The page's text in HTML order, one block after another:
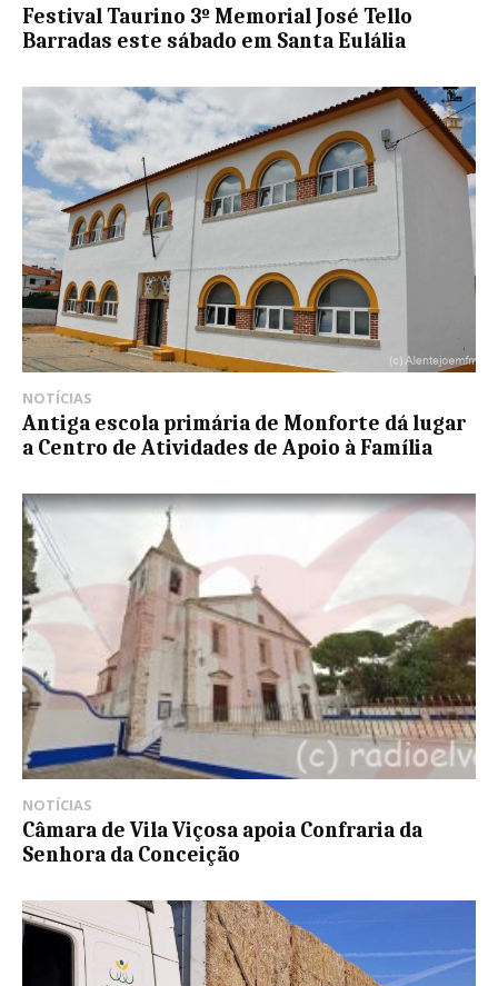
Festival Taurino 3º Memorial José Tello
Barradas este sábado em Santa Eulália
NOTÍCIAS
Antiga escola primária de Monforte dá lugar
a Centro de Atividades de Apoio à Família
NOTÍCIAS
Câmara de Vila Viçosa apoia Confraria da
Senhora da Conceição